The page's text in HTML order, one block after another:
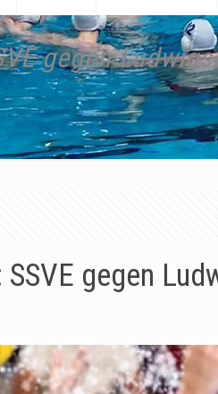
gegen
gegen